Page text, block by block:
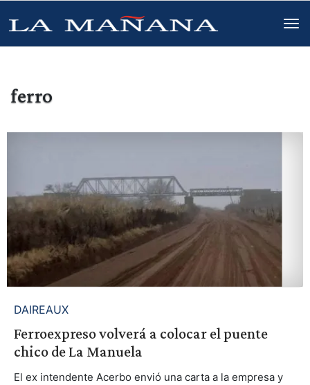
ferro
DAIREAUX
Ferroexpreso volverá a colocar el puente
chico de La Manuela
El ex intendente Acerbo envió una carta a la empresa y